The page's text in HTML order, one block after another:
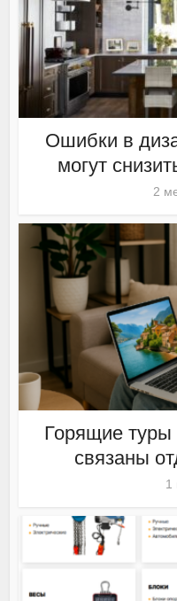
Ошибки в
могут
2
Горящие
связаны
1